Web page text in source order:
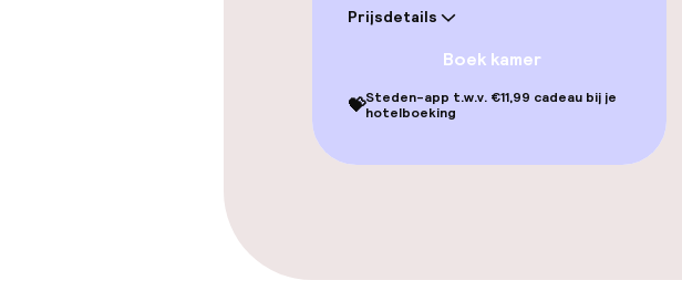
TV lounge
Eet- en drinkgelegenheden
Prijsdetails
Boek kamer
💝Steden-app t.w.v. €11,99 cadeau bij je
hotelboeking